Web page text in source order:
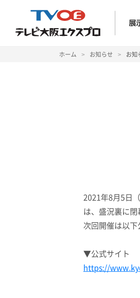
ホーム > お知らせ > お知
2021年8月5日
は、盛況裏に
次回開催は以
▼公式サイト
https://